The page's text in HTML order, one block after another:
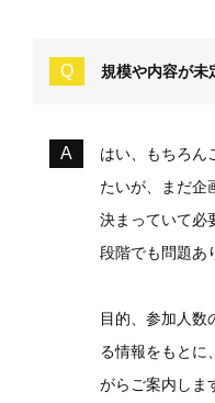
規模や内容が未
はい、もちろん
たいが、まだ企
決まっていて必
段階でも問題あ
目的、参加人数
る情報をもとに
がらご案内しま